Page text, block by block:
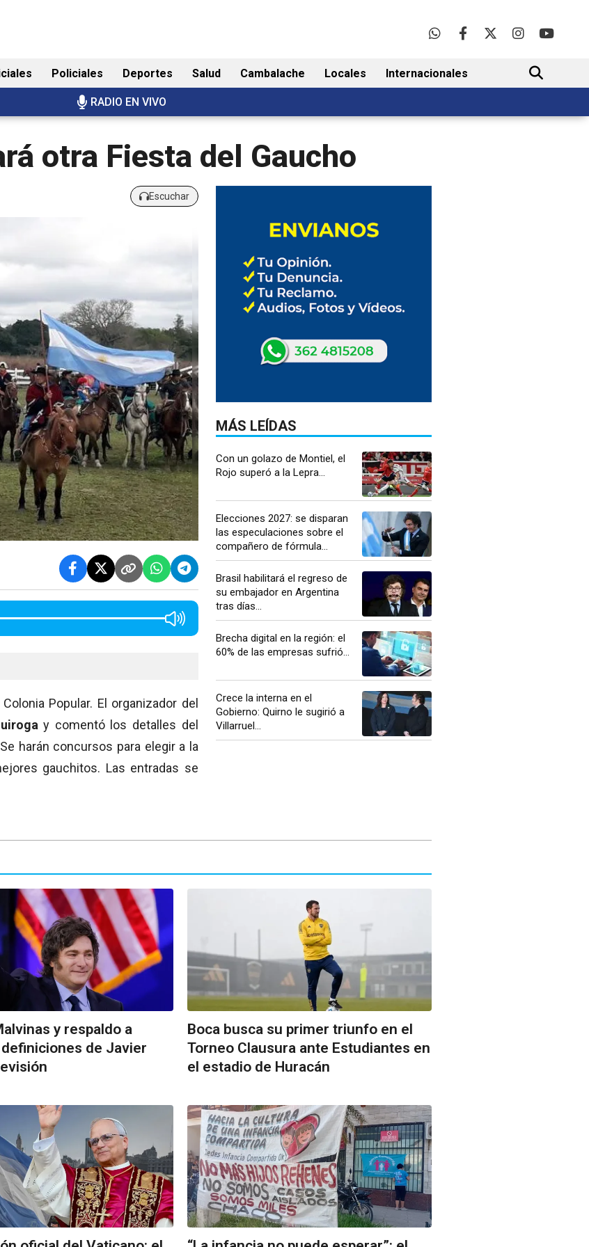
Policiales Deportes Salud Cambalache Locales Internacionales
RADIO EN VIVO
BUSCAR
otra Fiesta del Gaucho
Escuchar
Popular. El organizador del
y comentó los detalles del
harán concursos para elegir a la
gauchitos. Las entradas se
MÁS LEÍDAS
Con un golazo de Montiel, el
Rojo superó a la Lepra...
Elecciones 2027: se disparan
las especulaciones sobre el
compañero de fórmula...
Brasil habilitará el regreso de
su embajador en Argentina
tras días...
Brecha digital en la región: el
60% de las empresas sufrió...
Crece la interna en el
Gobierno: Quirno le sugirió a
Villarruel...
y respaldo a
de Javier
Boca busca su primer triunfo en el
Torneo Clausura ante Estudiantes en
el estadio de Huracán